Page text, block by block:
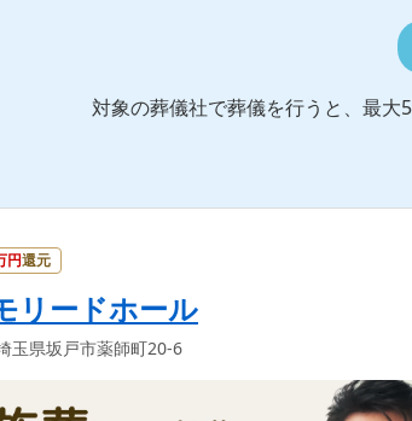
対象の葬儀社で葬儀を行うと、最大
円還元
リードホール
玉県坂戸市薬師町20-6